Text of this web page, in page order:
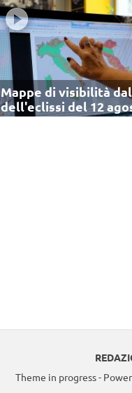
Mappe di visibilità
dell'eclissi del 12
Theme in progress -